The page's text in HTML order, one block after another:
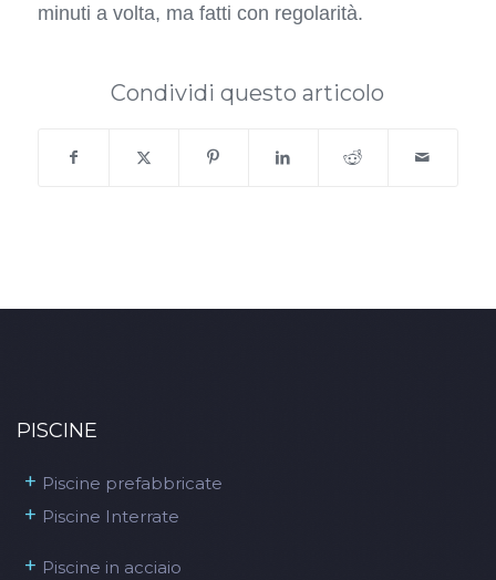
minuti a volta, ma fatti con regolarità.
Condividi questo articolo
PISCINE
+ Piscine prefabbricate
+ Piscine Interrate
+ Piscine in acciaio